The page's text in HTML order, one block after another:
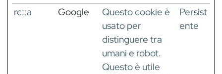
rc::a Google
Questo cookie è
usato per
distinguere tra
umani e robot.
Questo è utile
Persist
ente